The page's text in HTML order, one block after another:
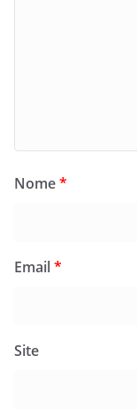
Nome*
Email*
Site